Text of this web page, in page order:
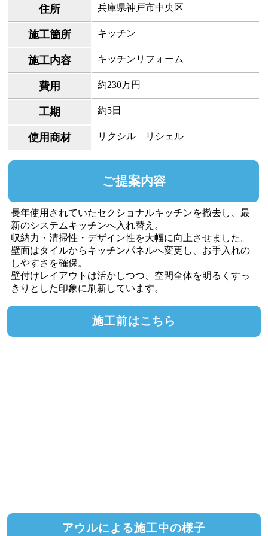
住所 兵庫県神戸市中央区
施工箇所 キッチン
施工内容 キッチンリフォーム
費用 約230万円
工期 約5日
使用商材 リクシル リシェル
ご提案内容
長年使用されていたセクショナルキッチンを撤去し、最
新のシステムキッチンへ入れ替え。
収納力・清掃性・デザイン性を大幅に向上させました。
壁面はタイルからキッチンパネルへ変更し、お手入れの
しやすさを確保。
壁付けレイアウトは活かしつつ、空間全体を明るくすっ
きりとした印象に刷新しています。
施工前はこちら
アウルによる施工中の様子